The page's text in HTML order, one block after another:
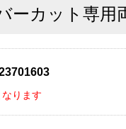
ーカット専用
ります